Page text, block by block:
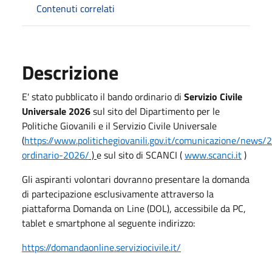
Contenuti correlati
Descrizione
E' stato pubblicato il bando ordinario di Servizio Civile
Universale 2026sul sito del Dipartimento per le
Politiche Giovanili e il Servizio Civile Universale
(https://www.politichegiovanili.gov.it/comunicazione/
ordinario-2026/ )e sul sito di SCANCI (www.scanci.it)
Gli aspiranti volontari dovranno presentare la domanda
di partecipazione esclusivamente attraverso la
piattaforma Domanda on Line (DOL), accessibile da PC,
tablet e smartphone al seguente indirizzo:
https://domandaonline.serviziocivile.it/